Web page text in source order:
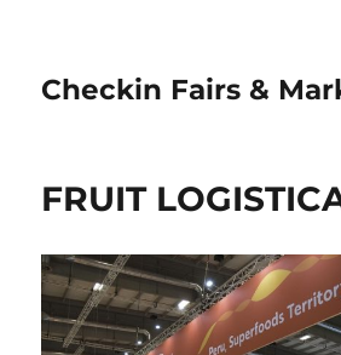
Checkin Fairs &
FRUIT